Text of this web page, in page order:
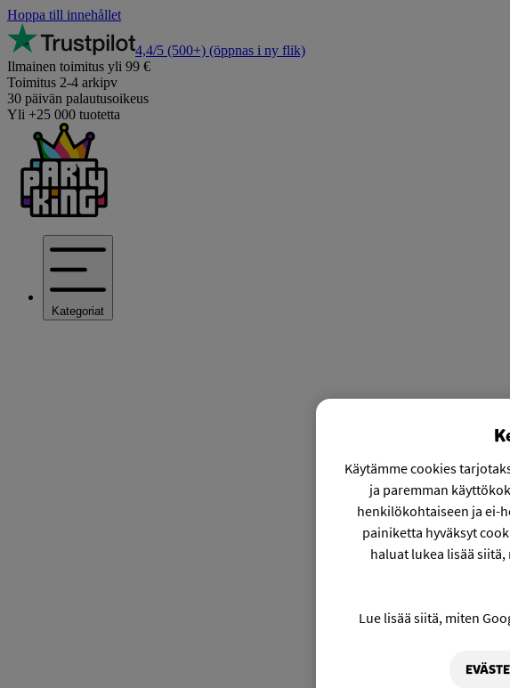
Hoppa till innehållet
4,4/5 (500+) (öppnas i ny flik)
Ilmainen toimitus yli 99 €
Toimitus 2-4 arkipv
30 päivän palautusoikeus
Yli +25 000 tuotetta
Kategoriat
Käytämme cookies
ja paremman
henkilökohtaiseen ja ei-
painiketta hyväksyt
haluat lukea lisää
Lue lisää siitä, miten